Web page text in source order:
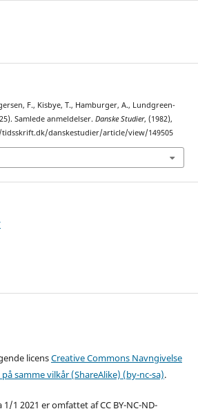
F., Kisbye, T., Hamburger, A., Lundgreen-
Samlede anmeldelser. Danske Studier, (1982),
tidsskrift.dk/danskestudier/article/view/149505
licensCreative Commons Navngivelse
samme vilkår (ShareAlike) (by-nc-sa).
1 2021 er omfattet af CC BY-NC-ND-